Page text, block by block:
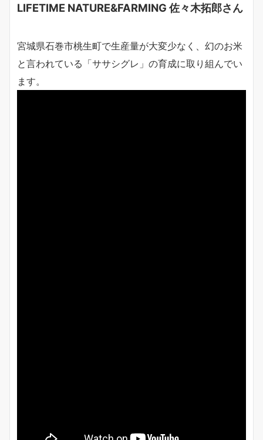
LIFETIME NATURE&FARMING 佐々木拓郎さん
宮城県石巻市桃生町で生産量が大変少なく、幻のお米
と言われている「ササシグレ」の育成に取り組んでい
ます。